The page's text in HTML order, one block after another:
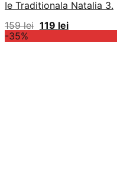
Ie Traditionala Natalia 3.
159lei Prețul
inițial
a
119 leiPrețul
curent
este:
-35%